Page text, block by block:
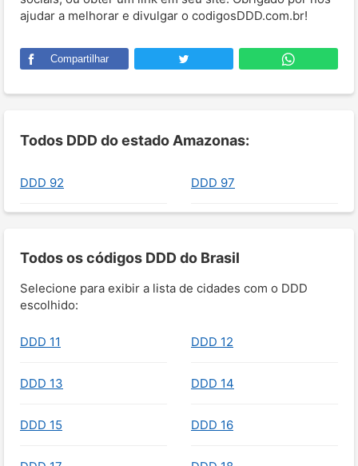
ajudar a melhorar e divulgar o codigosDDD.com.br!
Compartilhar
Todos DDD do estado Amazonas:
DDD 92 DDD 97
Todos os códigos DDD do Brasil
Selecione para exibir a lista de cidades com o DDD
escolhido:
DDD 11 DDD 12
DDD 13 DDD 14
DDD 15 DDD 16